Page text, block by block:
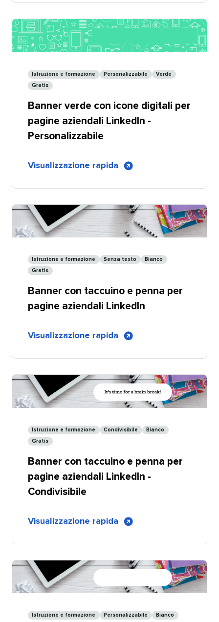
verde
con
icone
digitali
pagine
aziendali
-
Condivisibile
Istruzione e formazione​​ Personalizzabile​​ Verde​​
Gratis​​
Banner verde con icone digitali per
pagine aziendali LinkedIn -
Personalizzabile​​
Visualizzazione rapida
di
verde
con
icone
digitali
pagine
aziendali
-
Personalizzabile
Istruzione e formazione​​ Senza testo​​ Bianco​​
Gratis​​
Banner con taccuino e penna per
pagine aziendali LinkedIn​​
Visualizzazione rapida
di
con
blocco
e
penna
pagine
aziendali
Istruzione e formazione​​ Condivisibile​​ Bianco​​
Gratis​​
Banner con taccuino e penna per
pagine aziendali LinkedIn -
Condivisibile​​
Visualizzazione rapida
di
con
blocco
e
penna
pagine
Istruzione e formazione​​ Personalizzabile​​ Bianco​​